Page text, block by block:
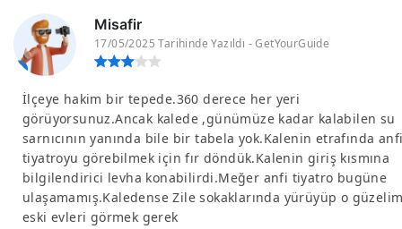
Misafir
17/05/2025 Tarihinde Yazıldı - GetYourGuide
İlçeye hakim bir tepede.360 derece her yeri
görüyorsunuz.Ancak kalede ,günümüze kadar kalabilen su
sarnıcının yanında bile bir tabela yok.Kalenin etrafında
tiyatroyu görebilmek için fır döndük.Kalenin giriş kısmına
bilgilendirici levha konabilirdi.Meğer anfi tiyatro bugüne
ulaşamamış.Kaledense Zile sokaklarında yürüyüp o
eski evleri görmek gerek